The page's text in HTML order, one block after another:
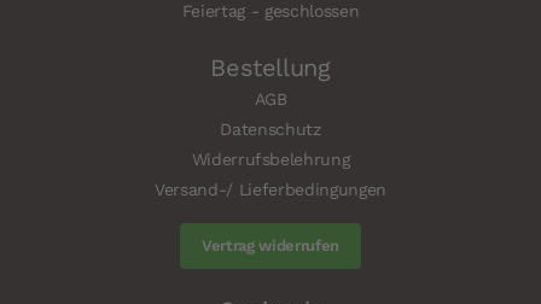
Feiertag - geschlossen
Bestellung
AGB
Datenschutz
Widerrufsbelehrung
Versand-/ Lieferbedingungen
Vertrag widerrufen